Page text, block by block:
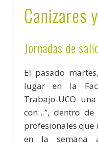
Canizares
Jornadas de
El pasado
lugar en la
Trabajo-UCO
con…”, dentro de
profesionales que
en la semana